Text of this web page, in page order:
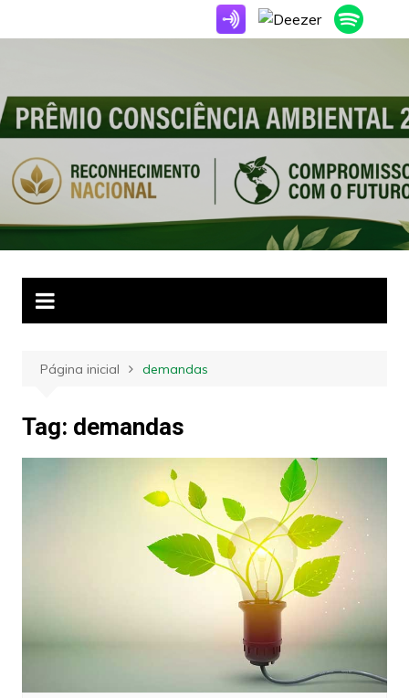
para
Página inicial demandas
Tag: demandas